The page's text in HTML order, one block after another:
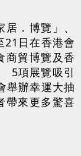
．博覽」、
21日在香港會
商貿博覽及香
5項展覽吸引
舉辦幸運大抽
帶來更多驚喜